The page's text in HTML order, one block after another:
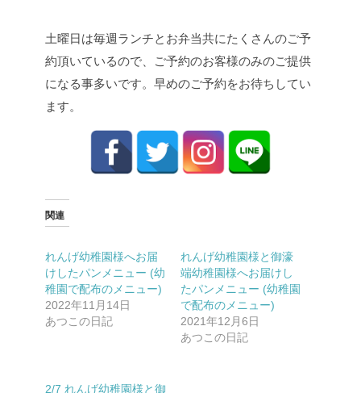
土曜日は毎週ランチとお弁当共にたくさんのご予
約頂いているので、ご予約のお客様のみのご提供
になる事多いです。早めのご予約をお待ちしてい
ます。
関連
れんげ幼稚園様へお届
けしたパンメニュー (幼
稚園で配布のメニュー)
2022年11月14日
あつこの日記
れんげ幼稚園様と御濠
端幼稚園様へお届けし
たパンメニュー (幼稚園
で配布のメニュー)
2021年12月6日
あつこの日記
2/7 れんげ幼稚園様と御